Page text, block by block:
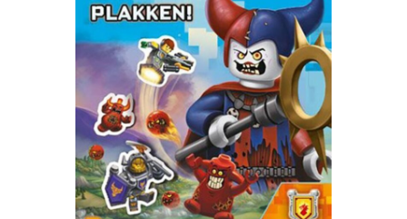
We gebruiken je gegevens om contact op te nemen, in
overeenstemming met ons privacybeleid.